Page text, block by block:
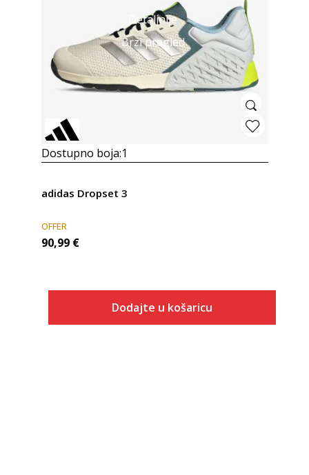
Detaljnije
Brzi pregled
Dostupno boja:1
adidas Dropset 3
OFFER
90,99 €
Dodajte u košaricu